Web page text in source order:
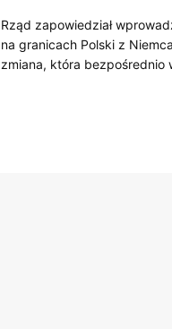
Rząd zapowiedział
na granicach Polski z
zmiana, która bezpośrednio